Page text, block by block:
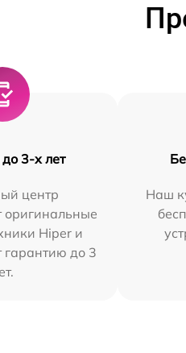
3-х лет
центр
оригинальные
Hiper и
гарантию до 3
Наш